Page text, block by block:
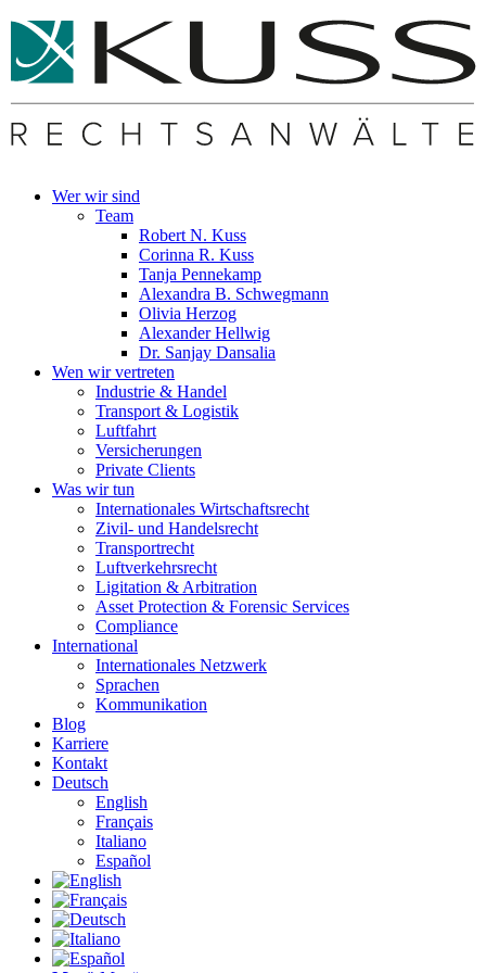
Wer wir sind
Team
Robert N. Kuss
Corinna R. Kuss
Tanja Pennekamp
Alexandra B. Schwegmann
Olivia Herzog
Alexander Hellwig
Dr. Sanjay Dansalia
Wen wir vertreten
Industrie & Handel
Transport & Logistik
Luftfahrt
Versicherungen
Private Clients
Was wir tun
Internationales Wirtschaftsrecht
Zivil- und Handelsrecht
Transportrecht
Luftverkehrsrecht
Ligitation & Arbitration
Asset Protection & Forensic Services
Compliance
International
Internationales Netzwerk
Sprachen
Kommunikation
Blog
Karriere
Kontakt
Deutsch
English
Français
Italiano
Español